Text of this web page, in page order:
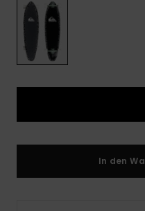
In den